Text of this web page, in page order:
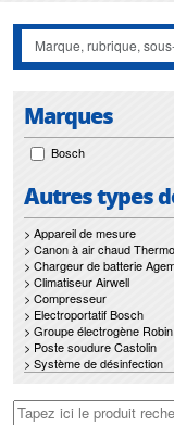
contraintes sont un gage
de vos installations de
Marques
Bosch
Autres types
> Appareil de mesure
> Canon à air chaud
> Chargeur de batterie
> Climatiseur Airwell
> Compresseur
> Electroportatif Bosch
> Groupe électrogène
> Poste soudure Castolin
> Système de désinfection